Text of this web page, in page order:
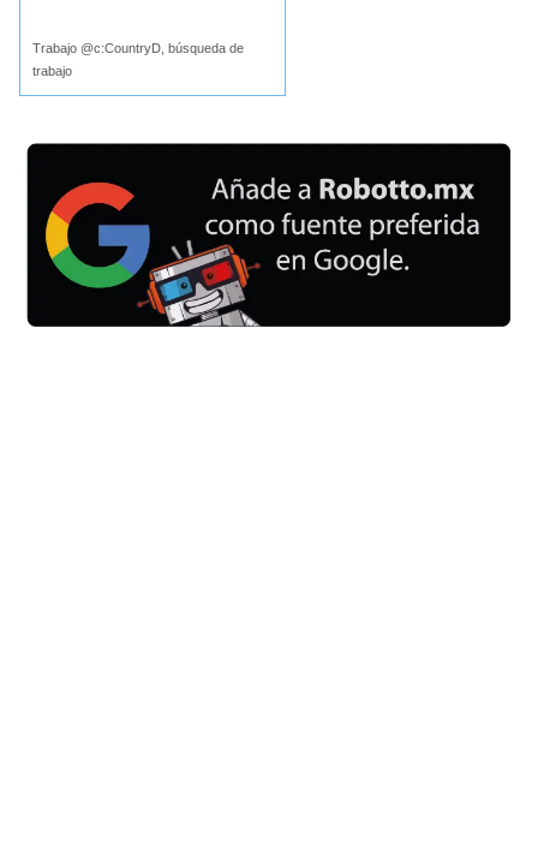
Trabajo @c:CountryD, búsqueda de
trabajo